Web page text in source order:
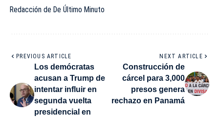
Redacción de De Último Minuto
PREVIOUS ARTICLE
Los demócratas
acusan a Trump de
intentar influir en
segunda vuelta
presidencial en
NEXT ARTICLE
Construcción de
cárcel para 3,000
presos genera
rechazo en Panamá